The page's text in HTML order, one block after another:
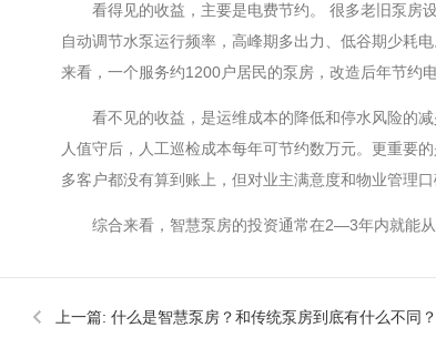
看得见的收益，主要是电费节约。 很多老旧泵房
自动调节水泵运行频率，高峰期多出力、低谷期少耗
来看，一个服务约1200户居民的泵房，改造后年节约
看不见的收益，是运维成本的降低和停水风险的
人值守后，人工巡检成本每年可节约数万元。更重要
多客户都没有算到账上，但对业主满意度和物业管理口
综合来看，智慧泵房的投资通常在2—3年内就能
上一篇: 什么是智慧泵房？和传统泵房到底有什么不同？